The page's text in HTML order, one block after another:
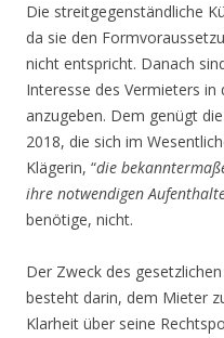
Die streitgegenständliche
da sie den
nicht entspricht. Danach
Interesse des Vermieters in
anzugeben. Dem genügt
2018, die sich im
Klägerin, “die
ihre notwendigen
benötige, nicht.
Der Zweck des
besteht darin, dem Mieter
Klarheit über seine